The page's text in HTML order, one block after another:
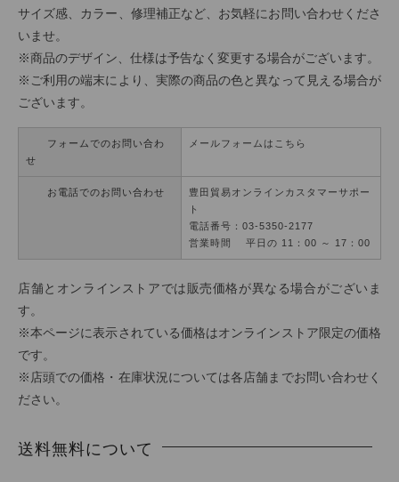
サイズ感、カラー、修理補正など、お気軽にお問い合わせくださ
いませ。
※商品のデザイン、仕様は予告なく変更する場合がございます。
※ご利用の端末により、実際の商品の色と異なって見える場合が
ございます。
フォームでのお問い合わ
せ
メールフォームはこちら
お電話でのお問い合わせ
豊田貿易オンラインカスタマーサポー
ト
電話番号：03-5350-2177
営業時間 平日の 11：00 ～ 17：00
店舗とオンラインストアでは販売価格が異なる場合がございま
す。
※本ページに表示されている価格はオンラインストア限定の価格
です。
※店頭での価格・在庫状況については各店舗までお問い合わせく
ださい。
送料無料について